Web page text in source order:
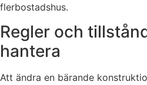
flerbostadshus.
Regler och
hantera
Att ändra en bärande